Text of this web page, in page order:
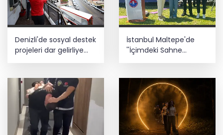
Denizli'de sosyal destek
projeleri dar gelirliye
İstanbul Maltepe'de
''İçimdeki Sahne